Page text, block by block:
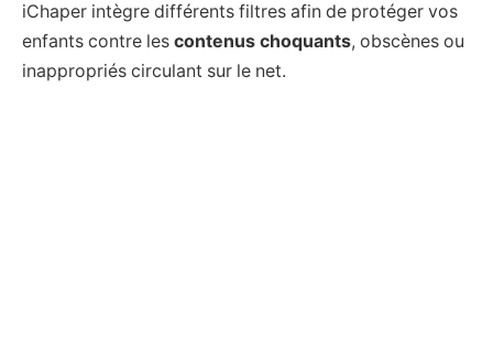
iChaper intègre différents filtres afin de protéger vos
enfants contre les contenus choquants, obscènes ou
inappropriés circulant sur le net.